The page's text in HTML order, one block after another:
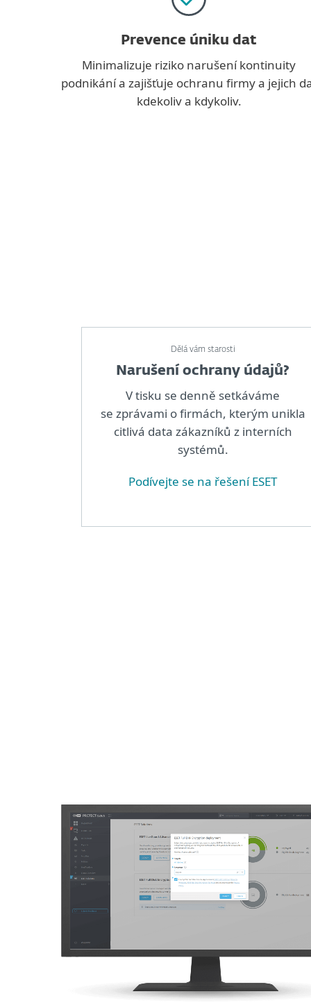
Prevence úniku dat
Minimalizuje riziko narušení kontinuity
podnikání a zajišťuje ochranu firmy a jejich
kdekoliv a kdykoliv.
Dělá vám starosti
Narušení ochrany údajů?
V tisku se denně setkáváme
se zprávami o firmách, kterým unikla
citlivá data zákazníků z interních
systémů.
Podívejte se na řešení ESET